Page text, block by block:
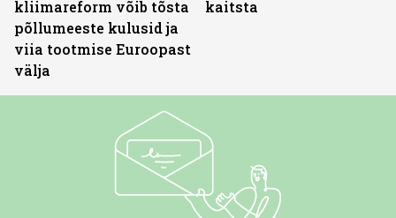
kliimareform võib tõsta
põllumeeste kulusid ja
viia tootmise Euroopast
välja
kaitsta